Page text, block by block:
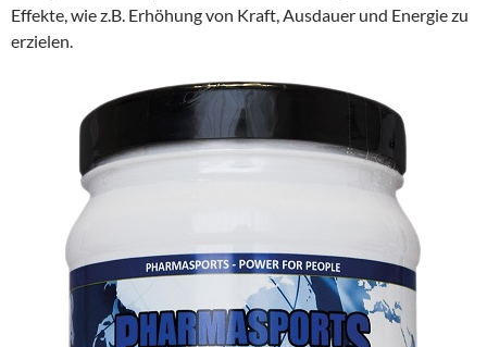
Effekte, wie z.B. Erhöhung von Kraft, Ausdauer und Energie zu
erzielen.